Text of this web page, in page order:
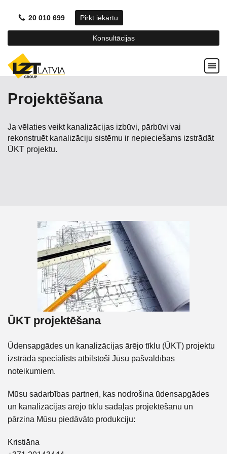
20 010 699 Pirkt iekārtu
Konsultācijas
Projektēšana
Ja vēlaties veikt kanalizācijas izbūvi, pārbūvi vai
rekonstruēt kanalizāciju sistēmu ir nepieciešams izstrādāt
ŪKT projektu.
ŪKT projektēšana
Ūdensapgādes un kanalizācijas ārējo tīklu (ŪKT) projektu
izstrādā speciālists atbilstoši Jūsu pašvaldības
noteikumiem.
Mūsu sadarbības partneri, kas nodrošina ūdensapgādes
un kanalizācijas ārējo tīklu sadaļas projektēšanu un
pārzina Mūsu piedāvāto produkciju:
Kristiāna